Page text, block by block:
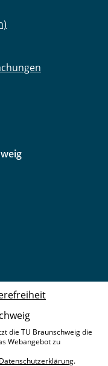
die TU Braunschweig die
Webangebot zu
Datenschutzerklärung.